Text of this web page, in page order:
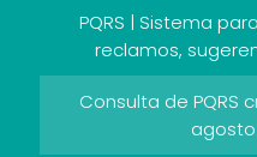
PQRS | Sistema
reclamos,
Consulta de PQRS